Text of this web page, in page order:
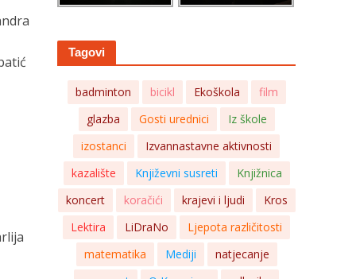
Tagovi
badminton bicikl Ekoškola
film
glazba
Gosti urednici
Iz škole
izostanci
Izvannastavne aktivnosti
kazalište
Književni susreti
Knjižnica
koncert
koračići krajevi i ljudi
Kros
Lektira
LiDraNo
Ljepota različitosti
matematika
Mediji
natjecanje